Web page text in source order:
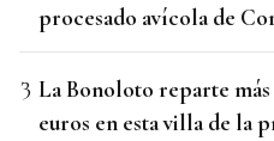
procesado avícola de
La Bonoloto reparte
euros en esta villa de la